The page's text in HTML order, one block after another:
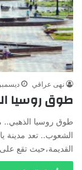
نهى عراقي ديسمبر 27, 2024
طوق روسيا
طوق روسيا الذهبي..
الشعوب.. تعد مدينة
القديمة،حيث تقع